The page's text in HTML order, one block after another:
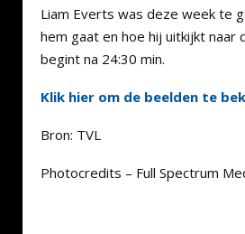
Liam Everts was deze week te
hem gaat en hoe hij uitkijkt
begint na 24:30 min.
Klik hier om de beelden te
Bron: TVL
Photocredits – Full Spectrum